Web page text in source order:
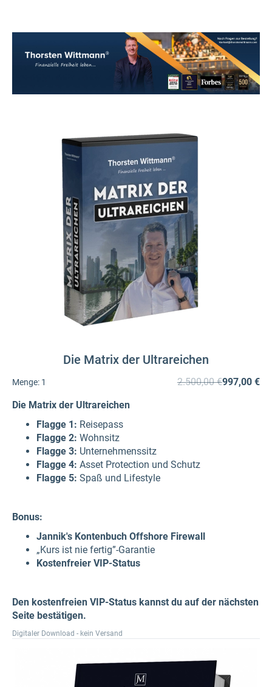
Die Matrix der Ultrareichen
Menge: 1 2.500,00 €997,00 €
Die Matrix der Ultrareichen
Flagge 1: Reisepass
Flagge 2: Wohnsitz
Flagge 3: Unternehmenssitz
Flagge 4: Asset Protection und Schutz
Flagge 5: Spaß und Lifestyle
Bonus:
Jannik's Kontenbuch Offshore Firewall
„Kurs ist nie fertig”-Garantie
Kostenfreier VIP-Status
Den kostenfreien VIP-Status kannst du auf der nächsten
Seite bestätigen.
Digitaler Download - kein Versand